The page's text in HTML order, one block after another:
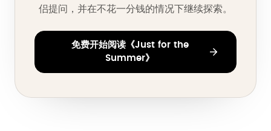
侣提问，并在不花一分钱的情况下继续探索。
免费开始阅读《Just for the
Summer》